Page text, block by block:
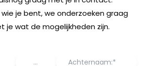
je bent, we onderzoeken graag
je wat de mogelijkheden zijn.